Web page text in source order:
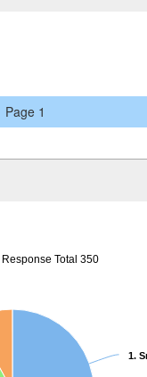
Page 1
Total 350
1.